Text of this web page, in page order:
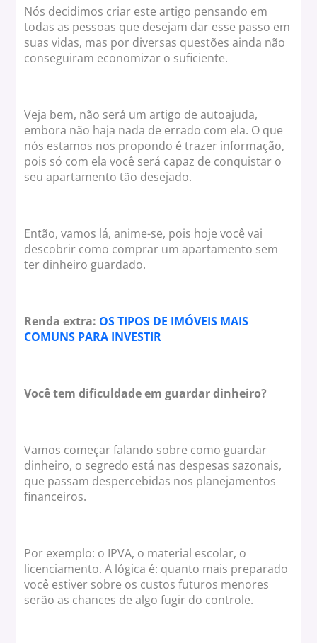
Nós decidimos criar este artigo pensando em
todas as pessoas que desejam dar esse passo em
suas vidas, mas por diversas questões ainda não
conseguiram economizar o suficiente.
Veja bem, não será um artigo de autoajuda,
embora não haja nada de errado com ela. O que
nós estamos nos propondo é trazer informação,
pois só com ela você será capaz de conquistar o
seu apartamento tão desejado.
Então, vamos lá, anime-se, pois hoje você vai
descobrir como comprar um apartamento sem
ter dinheiro guardado.
Renda extra: OS TIPOS DE IMÓVEIS MAIS
COMUNS PARA INVESTIR
Você tem dificuldade em guardar dinheiro?
Vamos começar falando sobre como guardar
dinheiro, o segredo está nas despesas sazonais,
que passam despercebidas nos planejamentos
financeiros.
Por exemplo: o IPVA, o material escolar, o
licenciamento. A lógica é: quanto mais preparado
você estiver sobre os custos futuros menores
serão as chances de algo fugir do controle.